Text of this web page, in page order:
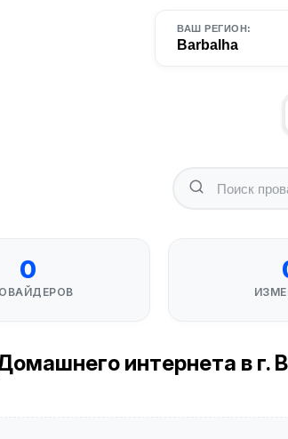
ВАШ РЕГИОН:
Barbalha
0
интернета в г.